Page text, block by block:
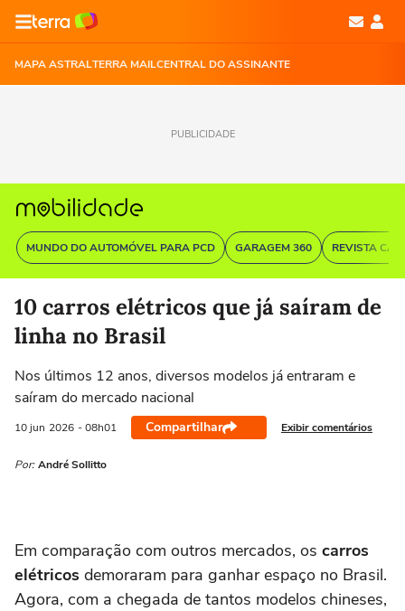
MAPA ASTRALTERRA MAILCENTRAL DO ASSINANTE
PUBLICIDADE
MUNDO DO AUTOMÓVEL PARA PCD GARAGEM 360 REVISTA
10 carros elétricos que já saíram de
linha no Brasil
Nos últimos 12 anos, diversos modelos já entraram e
saíram do mercado nacional
10 jun 2026 - 08h01 Compartilhar Exibir comentários
Por: André Sollitto
Em comparação com outros mercados, os carros
elétricos demoraram para ganhar espaço no Brasil.
Agora, com a chegada de tantos modelos chineses,